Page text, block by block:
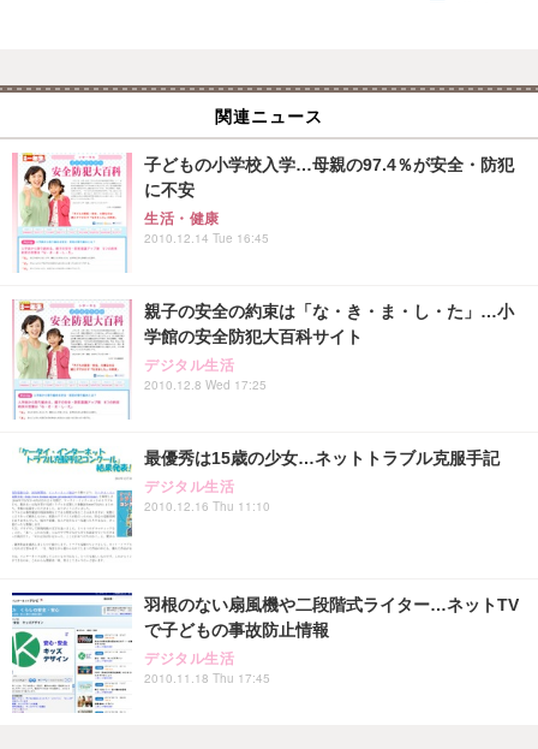
関連ニュース
子どもの小学校入学…母親の97.4％が安全・防犯
に不安
生活・健康
2010.12.14 Tue 16:45
親子の安全の約束は「な・き・ま・し・た」…小
学館の安全防犯大百科サイト
デジタル生活
2010.12.8 Wed 17:25
最優秀は15歳の少女…ネットトラブル克服手記
デジタル生活
2010.12.16 Thu 11:10
羽根のない扇風機や二段階式ライター…ネットTV
で子どもの事故防止情報
デジタル生活
2010.11.18 Thu 17:45